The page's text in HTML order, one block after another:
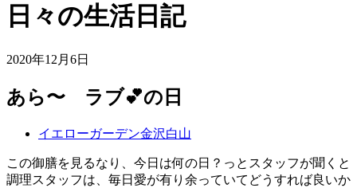
日々の生活日記
2020年12月6日
あら〜 ラブ💕の日
イエローガーデン金沢白山
この御膳を見るなり、今日は何の日？っとスタッフが聞くと
調理スタッフは、毎日愛が有り余っていてどうすれば良いか